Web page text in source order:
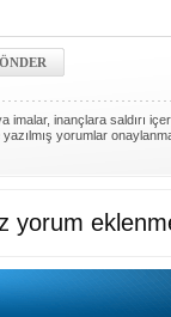
inançlara saldırı
yorumlar
yorum